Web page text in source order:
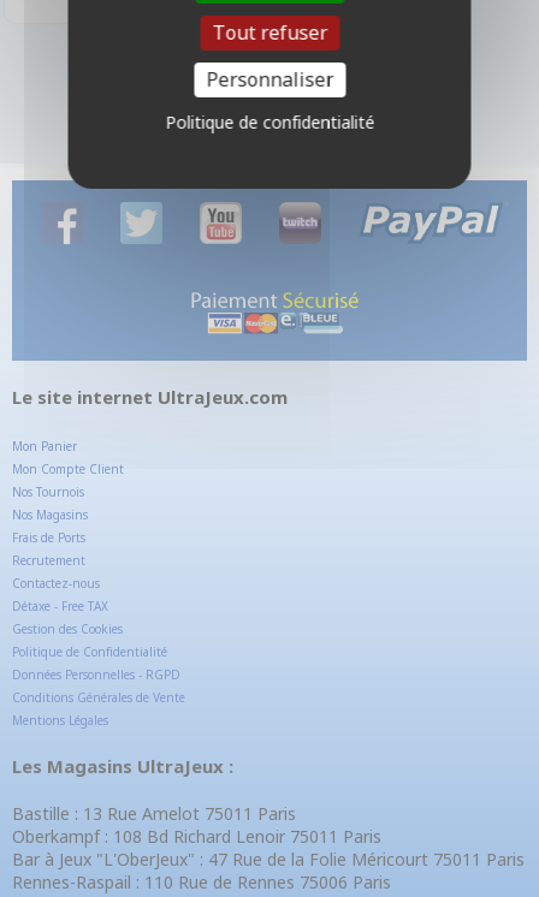
3 produits
Le site internet UltraJeux.com
Mon Panier
Mon Compte Client
Nos Tournois
Nos Magasins
Frais de Ports
Recrutement
Contactez-nous
Détaxe - Free TAX
Gestion des Cookies
Politique de Confidentialité
Données Personnelles - RGPD
Conditions Générales de Vente
Mentions Légales
Les Magasins UltraJeux :
Bastille : 13 Rue Amelot 75011 Paris
Oberkampf : 108 Bd Richard Lenoir 75011 Paris
Bar à Jeux "L'OberJeux" : 47 Rue de la Folie Méricourt 75011 Paris
Rennes-Raspail : 110 Rue de Rennes 75006 Paris
Tout refuser
Personnaliser
Politique de confidentialité